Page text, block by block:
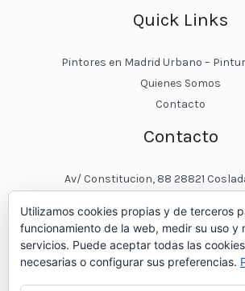
Quick Links
Pintores en Madrid Urbano –
Quienes Somos
Contacto
Contacto
Av/ Constitucion, 88 28821
+34 – 643 00 74 11
Utilizamos cookies propias y de terceros
funcionamiento de la web, medir su uso y
servicios. Puede aceptar todas las
necesarias o configurar sus preferencias.